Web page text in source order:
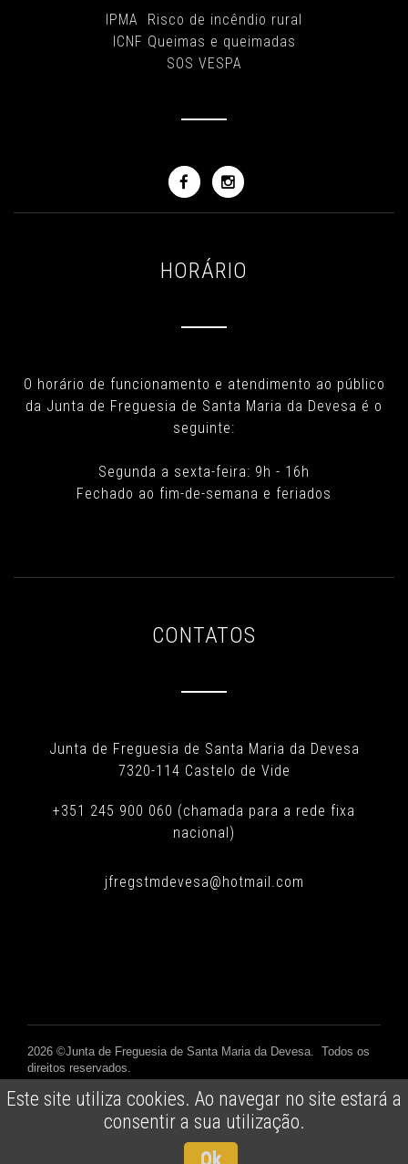
Este site utiliza cookies. Ao navegar no site estará a
consentir a sua utilização.
Ok
IPMA Risco de incêndio rural
ICNF Queimas e queimadas
SOS VESPA
HORÁRIO
O horário de funcionamento e atendimento ao público
da Junta de Freguesia de Santa Maria da Devesa é o
seguinte:
Segunda a sexta-feira: 9h - 16h
Fechado ao fim-de-semana e feriados
CONTATOS
Junta de Freguesia de Santa Maria da Devesa
7320-114 Castelo de Vide
+351 245 900 060 (chamada para a rede fixa
nacional)
jfregstmdevesa@hotmail.com
2026 ©Junta de Freguesia de Santa Maria da Devesa. Todos os
direitos reservados.
POLÍTICA DE PRIVACIDADE